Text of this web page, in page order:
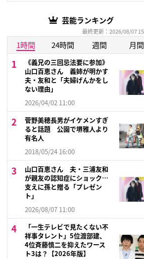
芸能ランキング
最終更新：2026/08/07
1時間 24時間 週間 月間
《義兄の三回忌法要に参加》
山口百恵さん 義姉が明かす
夫・友和と「夫婦げんかをし
ない理由」
2026/04/02 11:00
菅野美穂長男がイケメンすぎ
ると話題 公園で堺雅人より
有名人
2018/05/24 16:00
山口百恵さん 夫・三浦友和
が親友の認知症にショック…
支えに孫と贈る「プレゼン
ト」
2026/08/07 11:00
「一生テレビで見たくない不
祥事タレント」5位渡部建、
4位斉藤慎二を抑えたワース
ト3は？【2026年版】